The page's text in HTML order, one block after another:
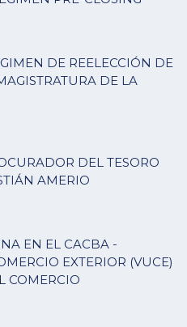
DE REELECCIÓN DE
DE LA
DEL TESORO
AMERIO
EN EL CACBA -
EXTERIOR (VUCE)
COMERCIO